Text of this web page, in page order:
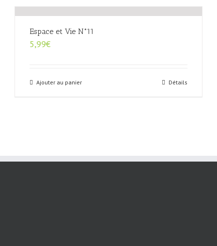
Espace et Vie N°11
5,99€
Ajouter au panier Détails